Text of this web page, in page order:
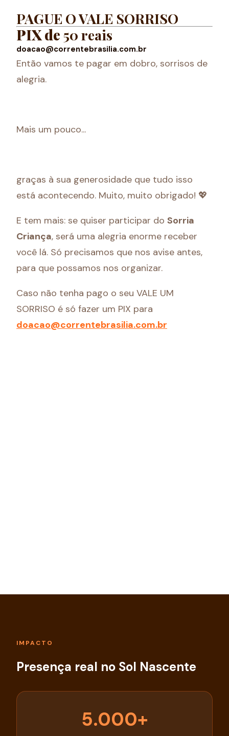
PAGUE O VALE SORRISO
PIX de 50 reais
doacao@correntebrasilia.com.br
Então vamos te pagar em dobro, sorrisos de
alegria.
Mais um pouco...
graças à sua generosidade que tudo isso
está acontecendo. Muito, muito obrigado! 💖
E tem mais: se quiser participar do Sorria
Criança, será uma alegria enorme receber
você lá. Só precisamos que nos avise antes,
para que possamos nos organizar.
Caso não tenha pago o seu VALE UM
SORRISO é só fazer um PIX para
doacao@correntebrasilia.com.br
IMPACTO
Presença real no Sol Nascente
5.000+